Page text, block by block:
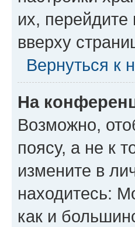
их,
вверху
Вернуться к
На
Возможно,
поясу, а не к
измените в
находитесь:
как и